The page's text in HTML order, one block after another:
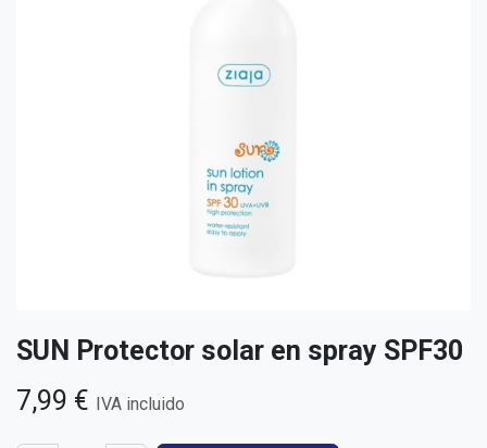
SUN Protector solar en spray SPF30
7,99 € IVA incluido